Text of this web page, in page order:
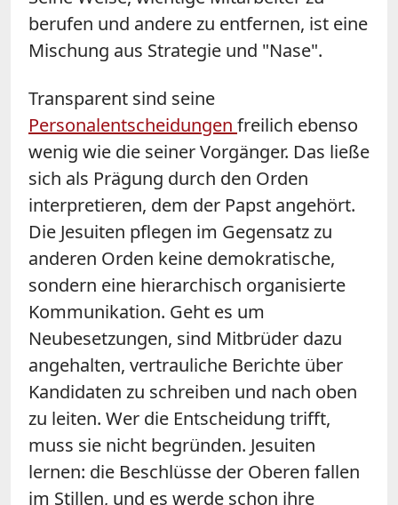
berufen und andere zu entfernen, ist eine
Mischung aus Strategie und "Nase".
Transparent sind seine
Personalentscheidungen freilich ebenso
wenig wie die seiner Vorgänger. Das ließe
sich als Prägung durch den Orden
interpretieren, dem der Papst angehört.
Die Jesuiten pflegen im Gegensatz zu
anderen Orden keine demokratische,
sondern eine hierarchisch organisierte
Kommunikation. Geht es um
Neubesetzungen, sind Mitbrüder dazu
angehalten, vertrauliche Berichte über
Kandidaten zu schreiben und nach oben
zu leiten. Wer die Entscheidung trifft,
muss sie nicht begründen. Jesuiten
lernen: die Beschlüsse der Oberen fallen
im Stillen, und es werde schon ihre